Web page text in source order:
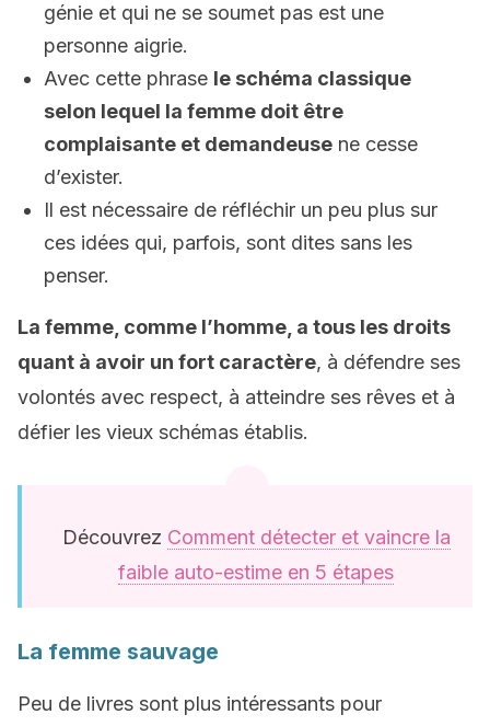
génie et qui ne se soumet pas est une
personne aigrie.
Avec cette phrase le schéma classique
selon lequel la femme doit être
complaisante et demandeuse ne cesse
d’exister.
Il est nécessaire de réfléchir un peu plus sur
ces idées qui, parfois, sont dites sans les
penser.
La femme, comme l’homme, a tous les droits
quant à avoir un fort caractère, à défendre ses
volontés avec respect, à atteindre ses rêves et à
défier les vieux schémas établis.
Découvrez Comment détecter et vaincre la
faible auto-estime en 5 étapes
La femme sauvage
Peu de livres sont plus intéressants pour